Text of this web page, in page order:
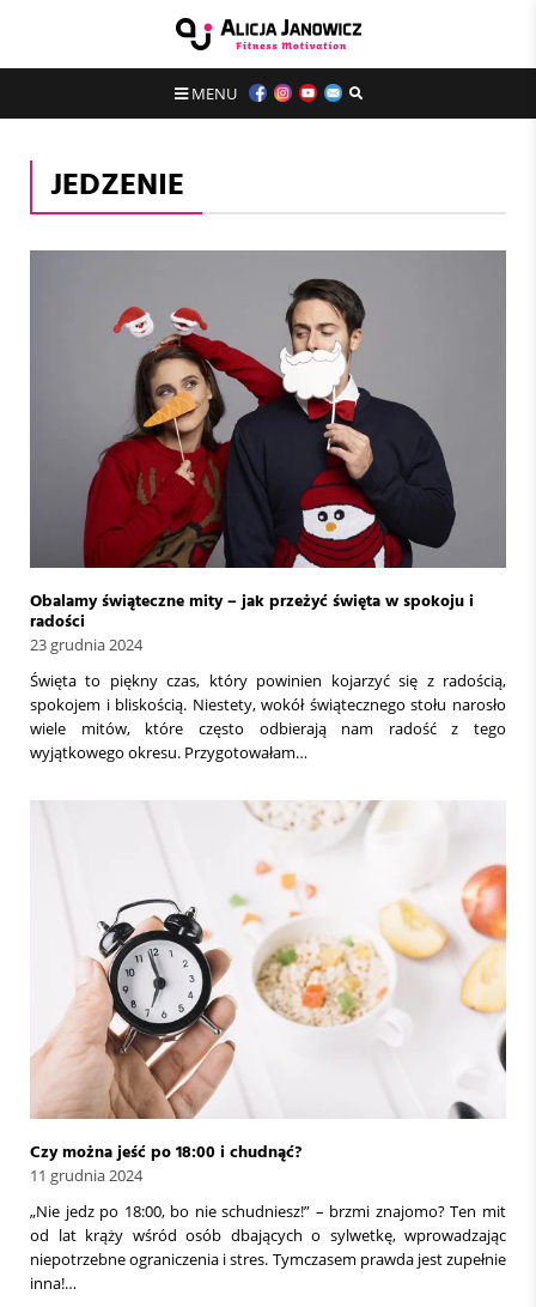
MENU
JEDZENIE
Obalamy świąteczne mity – jak przeżyć święta w spokoju i
radości
23 grudnia 2024
Święta to piękny czas, który powinien kojarzyć się z radością,
spokojem i bliskością. Niestety, wokół świątecznego stołu narosło
wiele mitów, które często odbierają nam radość z tego
wyjątkowego okresu. Przygotowałam…
Czy można jeść po 18:00 i chudnąć?
11 grudnia 2024
„Nie jedz po 18:00, bo nie schudniesz!” – brzmi znajomo? Ten mit
od lat krąży wśród osób dbających o sylwetkę, wprowadzając
niepotrzebne ograniczenia i stres. Tymczasem prawda jest zupełnie
inna!…